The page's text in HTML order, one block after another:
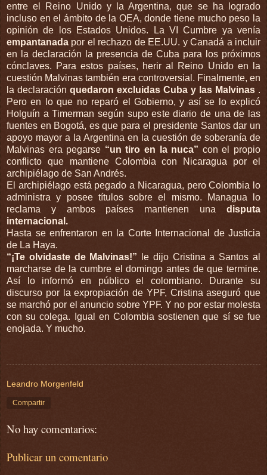
entre el Reino Unido y la Argentina, que se ha logrado
incluso en el ámbito de la OEA, donde tiene mucho peso la
opinión de los Estados Unidos. La VI Cumbre ya venía
empantanada por el rechazo de EE.UU. y Canadá a incluir
en la declaración la presencia de Cuba para los próximos
cónclaves. Para estos países, herir al Reino Unido en la
cuestión Malvinas también era controversial. Finalmente, en
la declaración quedaron excluidas Cuba y las Malvinas .
Pero en lo que no reparó el Gobierno, y así se lo explicó
Holguín a Timerman según supo este diario de una de las
fuentes en Bogotá, es que para el presidente Santos dar un
apoyo mayor a la Argentina en la cuestión de soberanía de
Malvinas era pegarse “un tiro en la nuca” con el propio
conflicto que mantiene Colombia con Nicaragua por el
archipiélago de San Andrés.
El archipiélago está pegado a Nicaragua, pero Colombia lo
administra y posee títulos sobre el mismo. Managua lo
reclama y ambos países mantienen una disputa
internacional.
Hasta se enfrentaron en la Corte Internacional de Justicia
de La Haya.
“¡Te olvidaste de Malvinas!” le dijo Cristina a Santos al
marcharse de la cumbre el domingo antes de que termine.
Así lo informó en público el colombiano. Durante su
discurso por la expropiación de YPF, Cristina aseguró que
se marchó por el anuncio sobre YPF. Y no por estar molesta
con su colega. Igual en Colombia sostienen que sí se fue
enojada. Y mucho.
Leandro Morgenfeld
Compartir
No hay comentarios:
Publicar un comentario